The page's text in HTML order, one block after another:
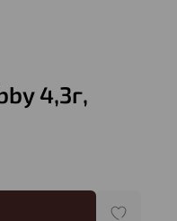
4,3г,